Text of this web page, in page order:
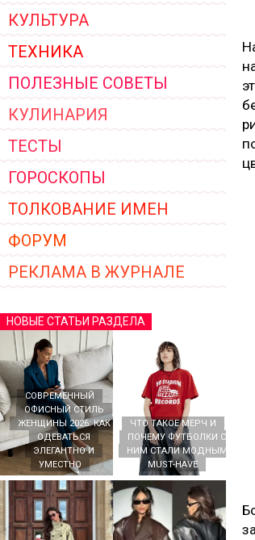
КУЛЬТУРА
ТЕХНИКА
ПОЛЕЗНЫЕ СОВЕТЫ
КУЛИНАРИЯ
ТЕСТЫ
ГОРОСКОПЫ
ТОЛКОВАНИЕ ИМЕН
ФОРУМ
РЕКЛАМА В ЖУРНАЛЕ
НОВЫЕ СТАТЬИ РАЗДЕЛА
СОВРЕМЕННЫЙ
ОФИСНЫЙ СТИЛЬ
ЖЕНЩИНЫ 2026: КАК
ОДЕВАТЬСЯ
ЭЛЕГАНТНО И
УМЕСТНО
ЧТО ТАКОЕ МЕРЧ И
ПОЧЕМУ ФУТБОЛКИ С
НИМ СТАЛИ МОДНЫМ
MUST-HAVE